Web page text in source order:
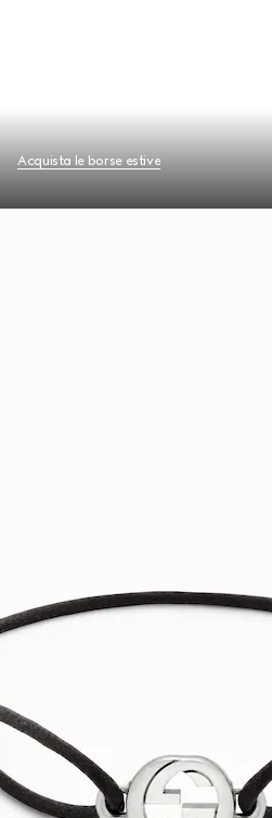
Acquista le borse estive